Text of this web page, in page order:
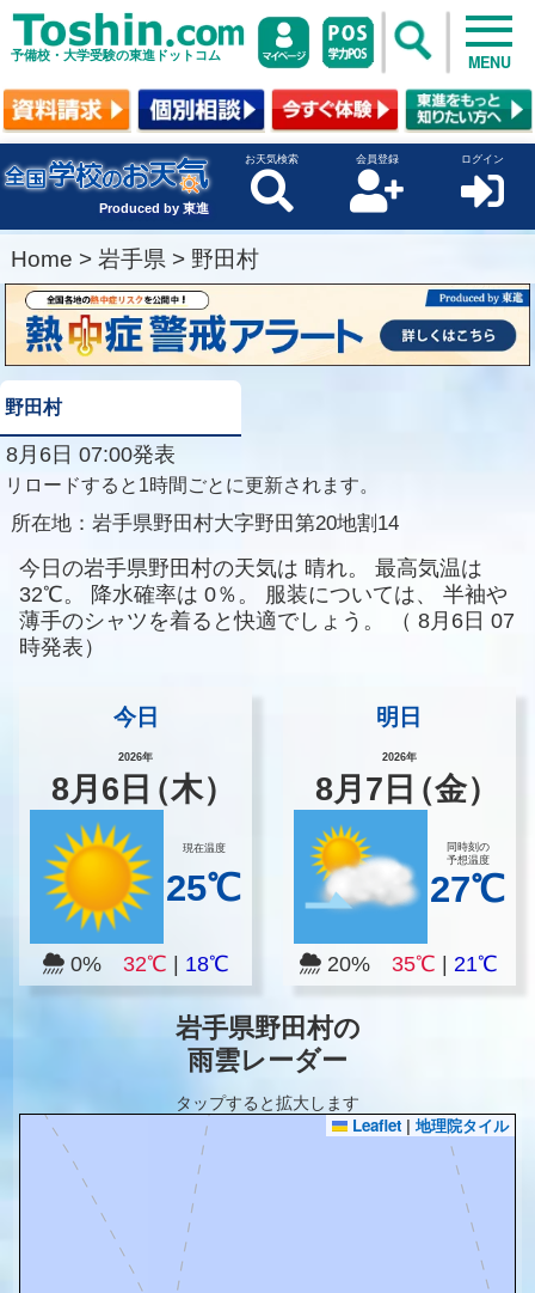
予備校・大学受験の東進ドットコム MENU
Produced by 東進
お天気検索 会員登録 ログイン
Home > 岩手県 > 野田村
野田村
8月6日 07:00発表
リロードすると1時間ごとに更新されます。
所在地： 岩手県野田村大字野田第20地割14
今日の岩手県野田村の天気は 晴れ。
最高気温は
32℃。
降水確率は 0％。 服装については、
半袖や
薄手のシャツを着ると快適でしょう。
（ 8月6日 07
時発表）
今日
2026年
8月 6 日（木）
現在温度
25℃
0% 32℃ 18℃
明日
2026年
8月 7 日（金）
同時刻の
予想温度
27℃
20% 35℃ |21℃
岩手県野田村の
雨雲レーダー
タップすると拡大します
Leaflet | 地理院タイル